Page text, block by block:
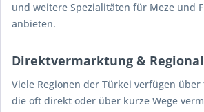
und weitere Spezialitäten für Meze und
anbieten.
Direktvermarktung &
Viele Regionen der Türkei verfügen
die oft direkt oder über kurze Wege